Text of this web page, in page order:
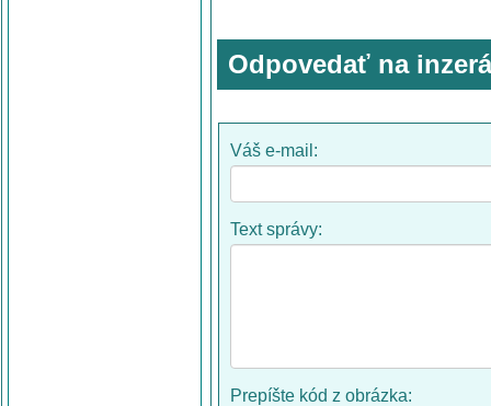
Odpovedať na
Váš e-mail:
Text správy:
Prepíšte kód z obrázka: